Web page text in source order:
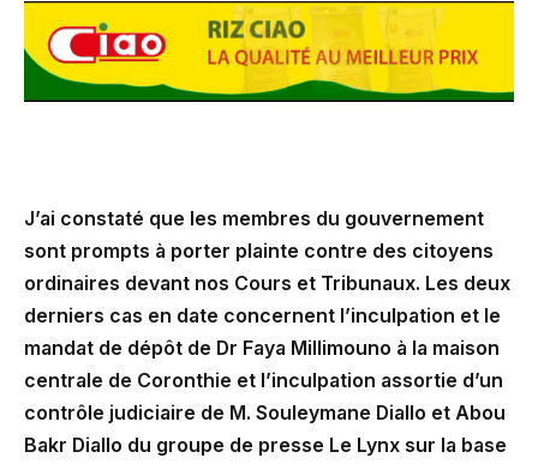
J’ai constaté que les membres du gouvernement
sont prompts à porter plainte contre des citoyens
ordinaires devant nos Cours et Tribunaux. Les deux
derniers cas en date concernent l’inculpation et le
mandat de dépôt de Dr Faya Millimouno à la maison
centrale de Coronthie et l’inculpation assortie d’un
contrôle judiciaire de M. Souleymane Diallo et Abou
Bakr Diallo du groupe de presse Le Lynx sur la base